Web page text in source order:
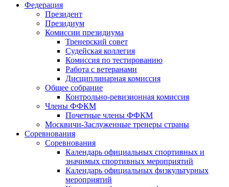
Федерация
Президент
Президиум
Комиссии президиума
Тренерский совет
Судейская коллегия
Комиссия по тестированию
Работа с ветеранами
Дисциплинарная комиссия
Общее собрание
Контрольно-ревизионная комиссия
Члены ФФКМ
Почетные члены ФФКМ
Москвичи-Заслуженные тренеры страны
Соревнования
Соревнования
Календарь официальных спортивных и
значимых спортивных мероприятий
Календарь официальных физкультурных
мероприятий